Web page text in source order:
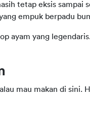
tetap eksis sampai
empuk berpadu
ayam yang
mau makan di sini.